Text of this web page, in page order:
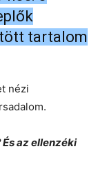
tartalom
nézi
az ellenzéki